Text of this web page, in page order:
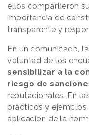
ellos compartieron
importancia de
transparente y
En un comunicado,
voluntad de los
sensibilizar a la
riesgo de
reputacionales. En
prácticos y
aplicación de la